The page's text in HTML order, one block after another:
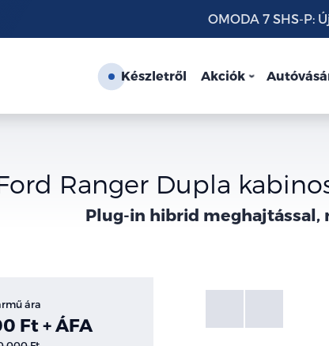
OMODA 7 SHS-P:
Készletről Akciók
Ranger Dupla
Plug-in hibrid meghajtással,
ára
Ft + ÁFA
Galéria